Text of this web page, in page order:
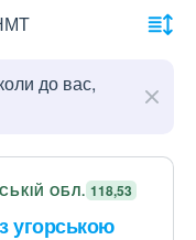
до вас,
ОБЛ. 118,53
угорською